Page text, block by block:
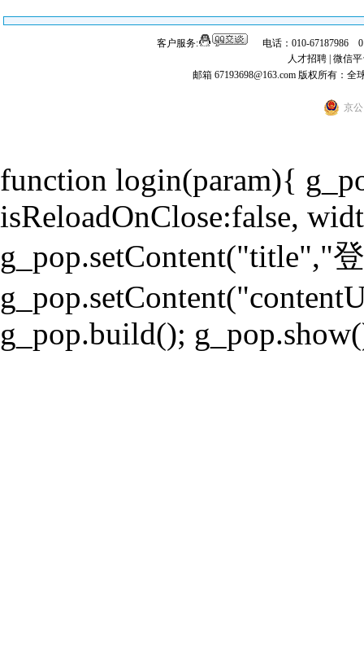
客户服务:
电话：010-67187986
人才招聘 微信
邮箱 67193698@163.com 版权所有：全
京公
function login(param){
isReloadOnClose:false,
g_pop.setContent("title","
g_pop.build();